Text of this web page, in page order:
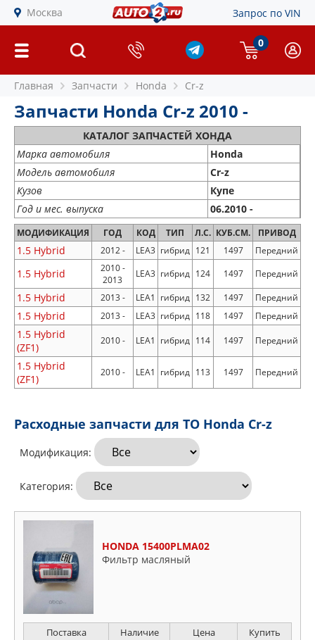
Москва Запрос по VIN
0
Главная Запчасти Honda Cr-z
Запчасти Honda Cr-z 2010 -
КАТАЛОГ ЗАПЧАСТЕЙ ХОНДА
Марка автомобиля
Honda
Модель автомобиля
Cr-z
Кузов
Купе
Год и мес. выпуска
06.2010 -
МОДИФИКАЦИЯ ГОД КОД ТИП Л.С. КУБ.СМ. ПРИВОД
1.5 Hybrid 2012 - LEA3 гибрид 121 1497 Передний
1.5 Hybrid
2010 -
2013
LEA3 гибрид 124 1497 Передний
1.5 Hybrid 2013 - LEA1 гибрид 132 1497 Передний
1.5 Hybrid 2013 - LEA3 гибрид 118 1497 Передний
1.5 Hybrid
(ZF1)
2010 - LEA1 гибрид 114 1497 Передний
1.5 Hybrid
(ZF1)
2010 - LEA1 гибрид 113 1497 Передний
Расходные запчасти для ТО Honda Cr-z
Модификация:
Категория:
HONDA 15400PLMA02
Фильтр масляный
Поставка Наличие Цена Купить